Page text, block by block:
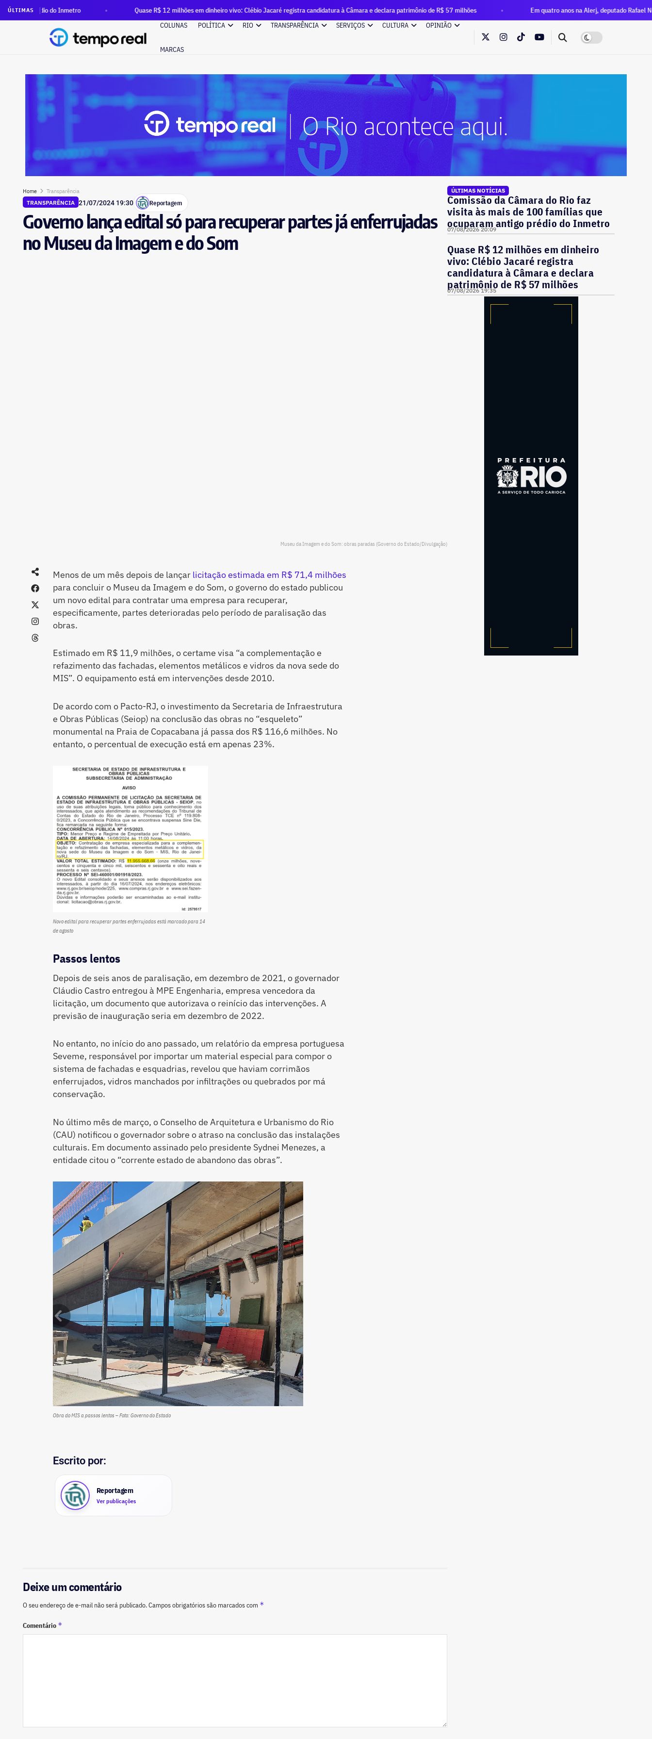
ÚLTIMAS
do Inmetro Quase R$ 12 milhões em dinheiro vivo: Clébio Jacaré registra candidatura à Câmara e declara patrimônio de R$ 57 milhões
Em quatro anos na Alerj, deputado Rafael Nobre multiplica
COLUNAS
POLÍTICA RIO TRANSPARÊNCIA SERVIÇOS CULTURA OPINIÃO
MARCAS
Home
Transparência
TRANSPARÊNCIA 21/07/2024 19:30 Reportagem
Governo lança edital só para recuperar partes já enferrujadas
no Museu da Imagem e do Som
Museu da Imagem e do Som: obras paradas (Governo do Estado/Divulgação)
Menos de um mês depois de lançar licitação estimada em R$ 71,4 milhões
para concluir o Museu da Imagem e do Som, o governo do estado publicou
um novo edital para contratar uma empresa para recuperar,
especificamente, partes deterioradas pelo período de paralisação das
obras.
Estimado em R$ 11,9 milhões, o certame visa “a complementação e
refazimento das fachadas, elementos metálicos e vidros da nova sede do
MIS”. O equipamento está em intervenções desde 2010.
De acordo com o Pacto-RJ, o investimento da Secretaria de Infraestrutura
e Obras Públicas (Seiop) na conclusão das obras no “esqueleto”
monumental na Praia de Copacabana já passa dos R$ 116,6 milhões. No
entanto, o percentual de execução está em apenas 23%.
Novo edital para recuperar partes enferrujadas está marcado para 14
de agosto
Passos lentos
Depois de seis anos de paralisação, em dezembro de 2021, o governador
Cláudio Castro entregou à MPE Engenharia, empresa vencedora da
licitação, um documento que autorizava o reinício das intervenções. A
previsão de inauguração seria em dezembro de 2022.
No entanto, no início do ano passado, um relatório da empresa portuguesa
Seveme, responsável por importar um material especial para compor o
sistema de fachadas e esquadrias, revelou que haviam corrimãos
enferrujados, vidros manchados por infiltrações ou quebrados por má
conservação.
No último mês de março, o Conselho de Arquitetura e Urbanismo do Rio
(CAU) notificou o governador sobre o atraso na conclusão das instalações
culturais. Em documento assinado pelo presidente Sydnei Menezes, a
entidade citou o “corrente estado de abandono das obras”.
Obra do MIS a passos lentos – Foto: Governo do Estado
Escrito por:
Reportagem
Ver publicações
ÚLTIMAS NOTÍCIAS
Comissão da Câmara do Rio faz
visita às mais de 100 famílias que
ocuparam antigo prédio do Inmetro
07/08/2026 20:09
Quase R$ 12 milhões em dinheiro
vivo: Clébio Jacaré registra
candidatura à Câmara e declara
patrimônio de R$ 57 milhões
07/08/2026 19:35
Deixe um comentário
O seu endereço de e-mail não será publicado.Campos obrigatórios são marcados com *
Comentário *